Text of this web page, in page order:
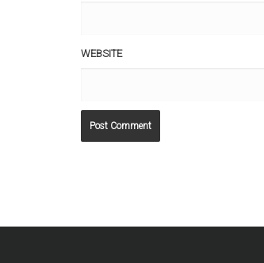
WEBSITE